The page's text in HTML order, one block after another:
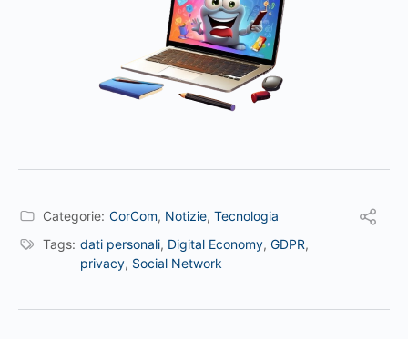
Categorie: CorCom, Notizie, Tecnologia
Tags: dati personali, Digital Economy, GDPR,
privacy, Social Network